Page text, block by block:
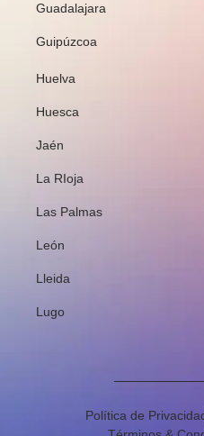
Guadalajara
Guipúzcoa
Huelva
Huesca
Jaén
La RIoja
Las Palmas
León
Lleida
Lugo
Política de